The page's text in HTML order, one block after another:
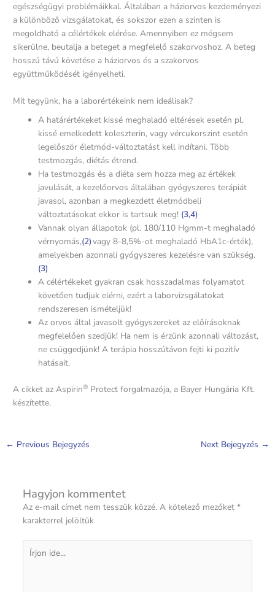
egészségügyi problémáikkal. Általában a háziorvos kezdeményezi
a különböző vizsgálatokat, és sokszor ezen a szinten is
megoldható a célértékek elérése. Amennyiben ez mégsem
sikerülne, beutalja a beteget a megfelelő szakorvoshoz. A beteg
hosszú távú követése a háziorvos és a szakorvos
együttműködését igényelheti.
Mit tegyünk, ha a laborértékeink nem ideálisak?
A határértékeket kissé meghaladó eltérések esetén pl.
kissé emelkedett koleszterin, vagy vércukorszint esetén
legelőször életmód-változtatást kell indítani. Több
testmozgás, diétás étrend.
Ha testmozgás és a diéta sem hozza meg az értékek
javulását, a kezelőorvos általában gyógyszeres terápiát
javasol, azonban a megkezdett életmódbeli
változtatásokat ekkor is tartsuk meg! (3,4)
Vannak olyan állapotok (pl. 180/110 Hgmm-t meghaladó
vérnyomás,(2)vagy 8-8,5%-ot meghaladó HbA1c-érték),
amelyekben azonnali gyógyszeres kezelésre van szükség.
(3)
A célértékeket gyakran csak hosszadalmas folyamatot
követően tudjuk elérni, ezért a laborvizsgálatokat
rendszeresen ismételjük!
Az orvos által javasolt gyógyszereket az előírásoknak
megfelelően szedjük! Ha nem is érzünk azonnali változást,
ne csüggedjünk! A terápia hosszútávon fejti ki pozitív
hatásait.
A cikket az Aspirin® Protect forgalmazója, a Bayer Hungária Kft.
készítette.
← Previous Bejegyzés Next Bejegyzés →
Hagyjon kommentet
Az e-mail címet nem tesszük közzé. A kötelező mezőket *
karakterrel jelöltük
Írjon
ide...